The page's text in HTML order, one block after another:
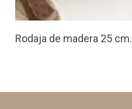
Rodaja de madera 25 cm.